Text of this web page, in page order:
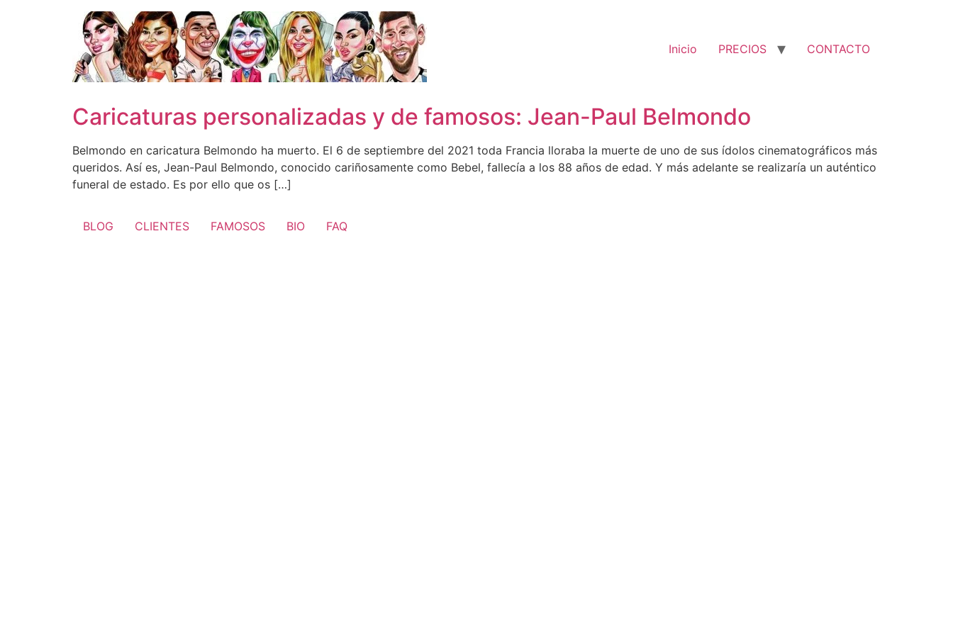
Inicio PRECIOS CONTACTO
Caricaturas personalizadas y de famosos: Jean-Paul Belmondo
Belmondo en caricatura Belmondo ha muerto. El 6 de septiembre del 2021 toda Francia lloraba la muerte de uno de sus ídolos cinematográficos más
queridos. Así es, Jean-Paul Belmondo, conocido cariñosamente como Bebel, fallecía a los 88 años de edad. Y más adelante se realizaría un auténtico
funeral de estado. Es por ello que os […]
BLOG CLIENTES FAMOSOS BIO FAQ